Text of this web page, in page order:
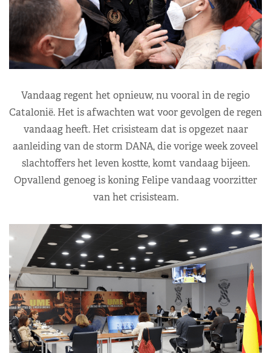
Vandaag regent het opnieuw, nu vooral in de regio
Catalonië. Het is afwachten wat voor gevolgen de regen
vandaag heeft. Het crisisteam dat is opgezet naar
aanleiding van de storm DANA, die vorige week zoveel
slachtoffers het leven kostte, komt vandaag bijeen.
Opvallend genoeg is koning Felipe vandaag voorzitter
van het crisisteam.